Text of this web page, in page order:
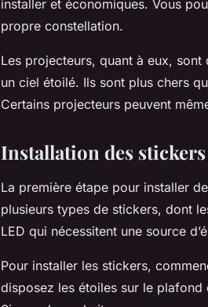
installer et économiques. Vous
propre constellation.
Les projecteurs, quant à eux,
un ciel étoilé. Ils sont plus chers
Certains projecteurs peuvent
Installation des stickers
La première étape pour installer
plusieurs types de stickers, dont
LED qui nécessitent une source
Pour installer les stickers,
disposez les étoiles sur le